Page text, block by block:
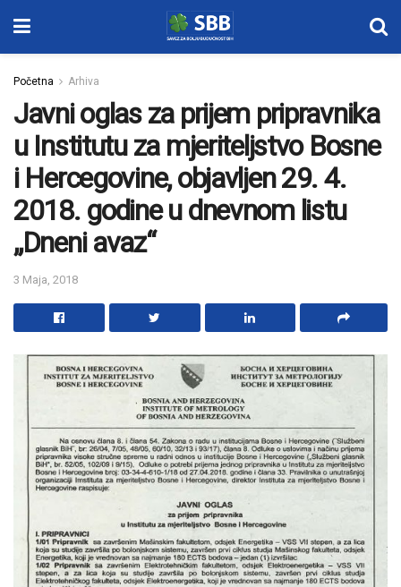
Početna Arhiva
Javni oglas za prijem pripravnika
u Institutu za mjeriteljstvo Bosne
i Hercegovine, objavljen 29. 4.
2018. godine u dnevnom listu
„Dneni avaz“
3 Maja, 2018